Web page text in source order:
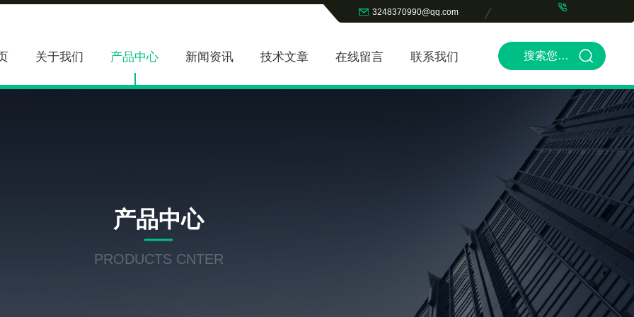
3248370990@qq.com
关于我们 产品中心 新闻资讯 技术文章 在线留言 联系我们
产品中心
PRODUCTS CNTER